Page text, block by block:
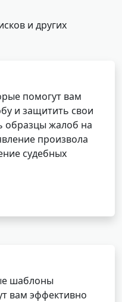
и других
помогут вам
и защитить свои
образцы жалоб на
произвола
судебных
шаблоны
вам эффективно